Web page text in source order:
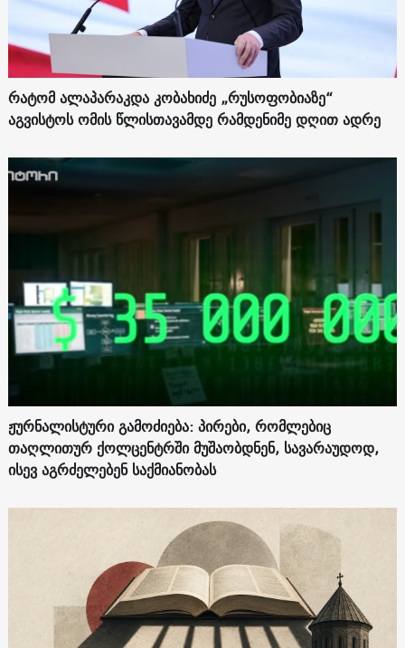
რატომ ალაპარაკდა კობახიძე „რუსოფობიაზე“
აგვისტოს ომის წლისთავამდე რამდენიმე დღით ადრე
ჟურნალისტური გამოძიება: პირები, რომლებიც
თაღლითურ ქოლცენტრში მუშაობდნენ, სავარაუდოდ,
ისევ აგრძელებენ საქმიანობას